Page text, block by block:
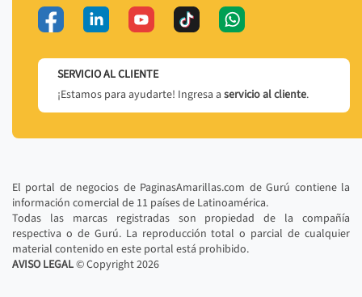
SERVICIO AL CLIENTE
¡Estamos para ayudarte! Ingresa a servicio al cliente.
El portal de negocios de PaginasAmarillas.com de Gurú contiene la
información comercial de 11 países de Latinoamérica.
Todas las marcas registradas son propiedad de la compañía
respectiva o de Gurú. La reproducción total o parcial de cualquier
material contenido en este portal está prohibido.
AVISO LEGAL© Copyright2026